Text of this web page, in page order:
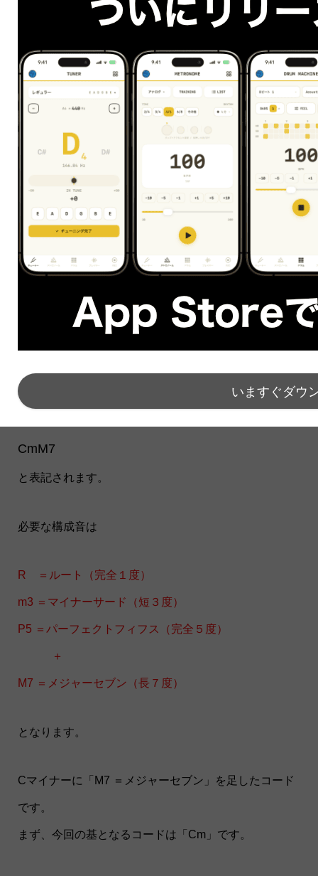
このようになります。
マイナーメジャーセブン
ややこしい名前ですね、マイナーでメジャーでどっち
座7 コードブックは破り捨てろ！② コードネーム で
きましょう。
CmM7
と表記されます。
必要な構成音は
R ＝ルート（完全１度）
m3 ＝マイナーサード（短３度）
P5 ＝パーフェクトフィフス（完全５度）
＋
M7 ＝メジャーセブン（長７度）
となります。
Cマイナーに「M7 ＝メジャーセブン」を足したコード
です。
まず、今回の基となるコードは「Cm」です。
いますぐダウ